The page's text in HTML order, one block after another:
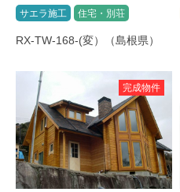
サエラ施工 住宅・別荘
RX-TW-168-(変）（島根県）
完成物件